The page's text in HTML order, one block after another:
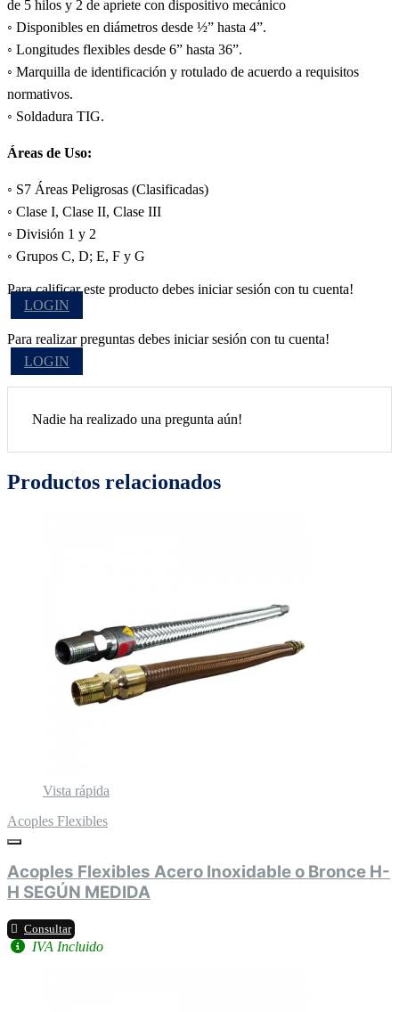
de 5 hilos y 2 de apriete con dispositivo mecánico
◦ Disponibles en diámetros desde ½” hasta 4”.
◦ Longitudes flexibles desde 6” hasta 36”.
◦ Marquilla de identificación y rotulado de acuerdo a requisitos
normativos.
◦ Soldadura TIG.
Áreas de Uso:
◦ S7 Áreas Peligrosas (Clasificadas)
◦ Clase I, Clase II, Clase III
◦ División 1 y 2
◦ Grupos C, D; E, F y G
Para calificar este producto debes iniciar sesión con tu cuenta!
LOGIN
Para realizar preguntas debes iniciar sesión con tu cuenta!
LOGIN
Nadie ha realizado una pregunta aún!
Productos relacionados
Vista rápida
Acoples Flexibles
Acoples Flexibles Acero Inoxidable o Bronce H-
H SEGÚN MEDIDA
Consultar
IVA Incluido